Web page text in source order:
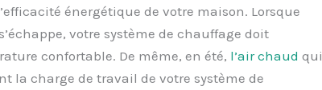
énergétique de votre maison. Lorsque
votre système de chauffage doit
confortable. De même, en été, l’air chaud qui
la charge de travail de votre système de